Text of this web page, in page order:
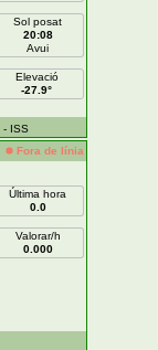
Sol posat
20:08
Avui
Elevació
-27.9°
- ISS
Fora de línia
Última hora
0.0
Valorar/h
0.000